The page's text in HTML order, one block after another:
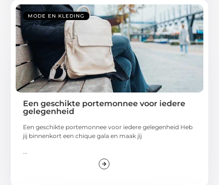
MODE EN KLEDING
Een geschikte portemonnee voor iedere
gelegenheid
Een geschikte portemonnee voor iedere gelegenheid Heb
jij binnenkort een chique gala en maak jij